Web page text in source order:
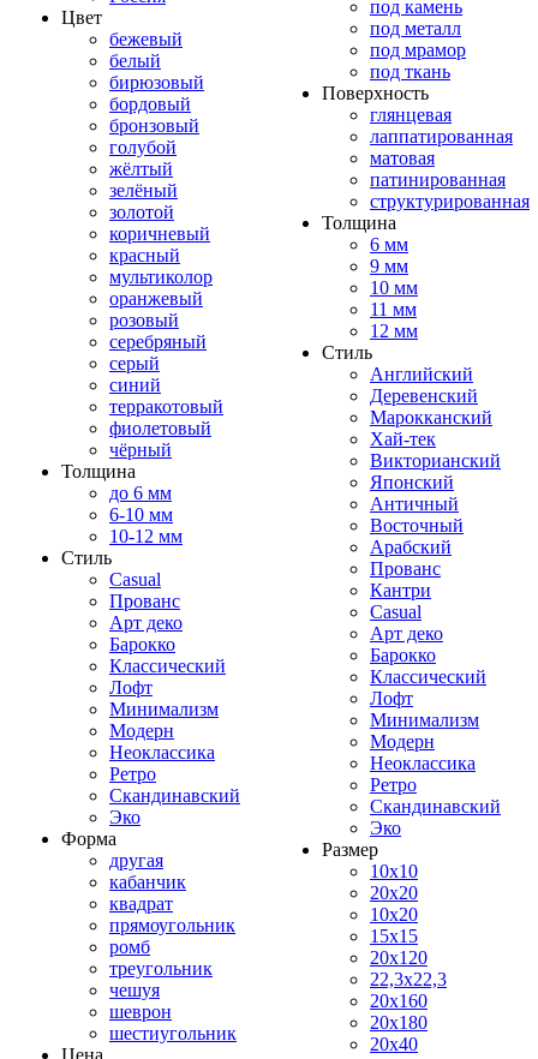
Цвет
бежевый
белый
бирюзовый
бордовый
бронзовый
голубой
жёлтый
зелёный
золотой
коричневый
красный
мультиколор
оранжевый
розовый
серебряный
серый
синий
терракотовый
фиолетовый
чёрный
Толщина
до 6 мм
6-10 мм
10-12 мм
Стиль
Casual
Прованс
Арт деко
Барокко
Классический
Лофт
Минимализм
Модерн
Неоклассика
Ретро
Скандинавский
Эко
Форма
другая
кабанчик
квадрат
прямоугольник
ромб
треугольник
чешуя
шеврон
шестиугольник
Цена
под камень
под металл
под мрамор
под ткань
Поверхность
глянцевая
лаппатированная
матовая
патинированная
структурированная
Толщина
6 мм
9 мм
10 мм
11 мм
12 мм
Стиль
Английский
Деревенский
Марокканский
Хай-тек
Викторианский
Японский
Античный
Восточный
Арабский
Прованс
Кантри
Casual
Арт деко
Барокко
Классический
Лофт
Минимализм
Модерн
Неоклассика
Ретро
Скандинавский
Эко
Размер
10x10
20x20
10x20
15x15
20x120
22,3x22,3
20x160
20x180
20x40